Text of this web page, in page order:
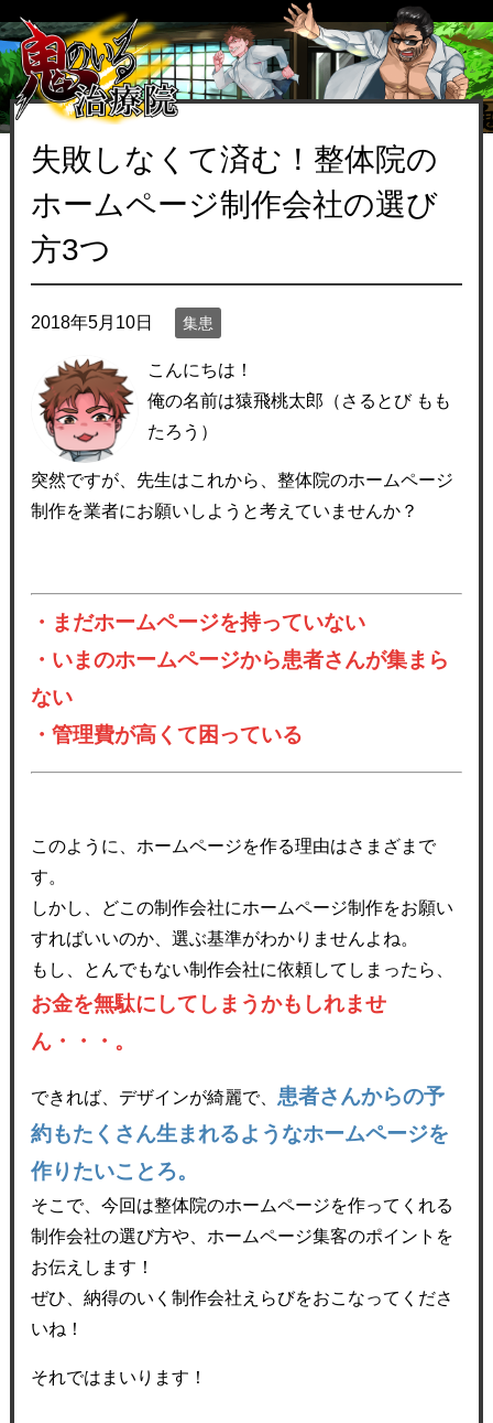
失敗しなくて済む！整体院の
ホームページ制作会社の選び
方3つ
2018年5月10日 集患
こんにちは！
俺の名前は猿飛桃太郎（さるとび もも
たろう）
突然ですが、先生はこれから、整体院のホームページ
制作を業者にお願いしようと考えていませんか？
・まだホームページを持っていない
・いまのホームページから患者さんが集まら
ない
・管理費が高くて困っている
このように、ホームページを作る理由はさまざまで
す。
しかし、どこの制作会社にホームページ制作をお願い
すればいいのか、選ぶ基準がわかりませんよね。
もし、とんでもない制作会社に依頼してしまったら、
お金を無駄にしてしまうかもしれませ
ん・・・。
できれば、デザインが綺麗で、 患者さんからの予
約もたくさん生まれるようなホームページを
作りたいことろ。
そこで、今回は整体院のホームページを作ってくれる
制作会社の選び方や、ホームページ集客のポイントを
お伝えします！
ぜひ、納得のいく制作会社えらびをおこなってくださ
いね！
それではまいります！